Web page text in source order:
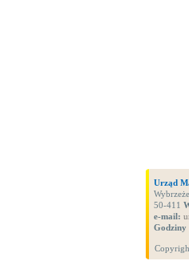
Urząd
50-411
e-mail:
Godziny